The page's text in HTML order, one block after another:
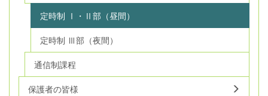
定時制 Ⅰ・Ⅱ部（昼間）
定時制 Ⅲ部（夜間）
通信制課程
保護者の皆様